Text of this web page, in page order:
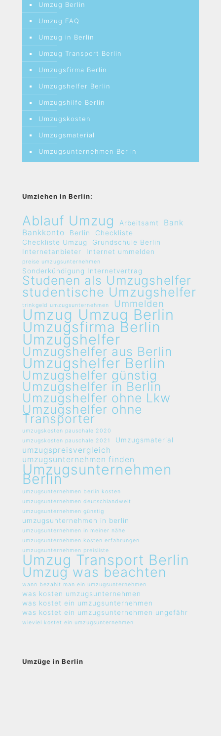
Umzug Berlin
Umzug FAQ
Umzug in Berlin
Umzug Transport Berlin
Umzugsfirma Berlin
Umzugshelfer Berlin
Umzugshilfe Berlin
Umzugskosten
Umzugsmaterial
Umzugsunternehmen Berlin
Umziehen in Berlin:
Ablauf Umzug Arbeitsamt
Bank
Bankkonto
Berlin
Checkliste
Checkliste Umzug
Grundschule Berlin
Internetanbieter
Internet ummelden
preise umzugsunternehmen
Sonderkündigung Internetvertrag
Studenen als Umzugshelfer
studentische Umzugshelfer
trinkgeld umzugsunternehmen Ummelden
Umzug Umzug Berlin
Umzugsfirma Berlin
Umzugshelfer
Umzugshelfer aus Berlin
Umzugshelfer Berlin
Umzugshelfer günstig
Umzugshelfer in Berlin
Umzugshelfer ohne Lkw
Umzugshelfer ohne
Transporter
umzugskosten pauschale 2020
umzugskosten pauschale 2021
Umzugsmaterial
umzugspreisvergleich
umzugsunternehmen finden
Umzugsunternehmen
Berlin
umzugsunternehmen berlin kosten
umzugsunternehmen deutschlandweit
umzugsunternehmen günstig
umzugsunternehmen in berlin
umzugsunternehmen in meiner nähe
umzugsunternehmen kosten erfahrungen
umzugsunternehmen preisliste
Umzug Transport Berlin
Umzug was beachten
wann bezahlt man ein umzugsunternehmen
was kosten umzugsunternehmen
was kostet ein umzugsunternehmen
was kostet ein umzugsunternehmen ungefähr
wieviel kostet ein umzugsunternehmen
Umzüge in Berlin